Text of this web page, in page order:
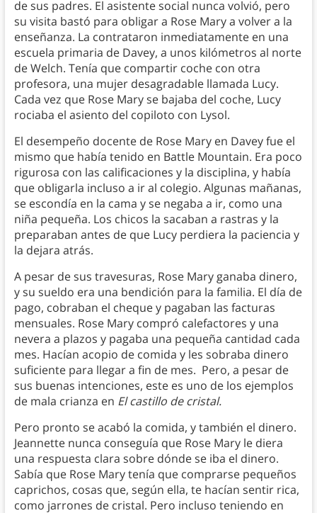
de sus padres. El asistente social nunca volvió, pero
su visita bastó para obligar a Rose Mary a volver a la
enseñanza. La contrataron inmediatamente en una
escuela primaria de Davey, a unos kilómetros al norte
de Welch. Tenía que compartir coche con otra
profesora, una mujer desagradable llamada Lucy.
Cada vez que Rose Mary se bajaba del coche, Lucy
rociaba el asiento del copiloto con Lysol.
El desempeño docente de Rose Mary en Davey fue el
mismo que había tenido en Battle Mountain. Era poco
rigurosa con las calificaciones y la disciplina, y había
que obligarla incluso a ir al colegio. Algunas mañanas,
se escondía en la cama y se negaba a ir, como una
niña pequeña. Los chicos la sacaban a rastras y la
preparaban antes de que Lucy perdiera la paciencia y
la dejara atrás.
A pesar de sus travesuras, Rose Mary ganaba dinero,
y su sueldo era una bendición para la familia. El día de
pago, cobraban el cheque y pagaban las facturas
mensuales. Rose Mary compró calefactores y una
nevera a plazos y pagaba una pequeña cantidad cada
mes. Hacían acopio de comida y les sobraba dinero
suficiente para llegar a fin de mes. Pero, a pesar de
sus buenas intenciones, este es uno de los ejemplos
de mala crianza en El castillo de cristal.
Pero pronto se acabó la comida, y también el dinero.
Jeannette nunca conseguía que Rose Mary le diera
una respuesta clara sobre dónde se iba el dinero.
Sabía que Rose Mary tenía que comprarse pequeños
caprichos, cosas que, según ella, te hacían sentir rica,
como jarrones de cristal. Pero incluso teniendo en